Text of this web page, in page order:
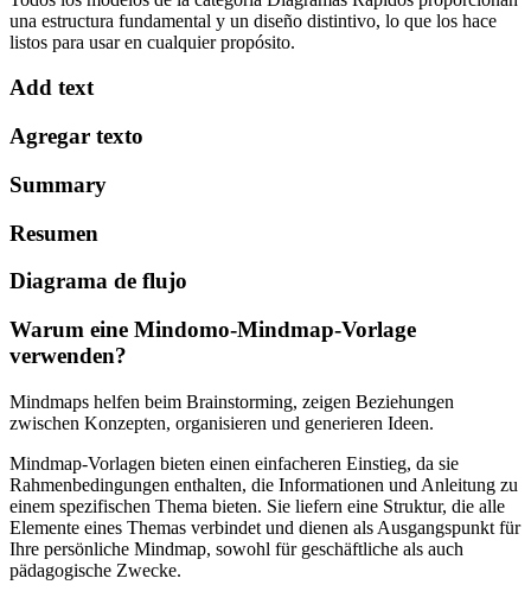
una estructura fundamental y un diseño distintivo, lo que los hace
listos para usar en cualquier propósito.
Add text
Agregar texto
Summary
Resumen
Diagrama de flujo
Warum eine Mindomo-Mindmap-Vorlage
verwenden?
Mindmaps helfen beim Brainstorming, zeigen Beziehungen
zwischen Konzepten, organisieren und generieren Ideen.
Mindmap-Vorlagen bieten einen einfacheren Einstieg, da sie
Rahmenbedingungen enthalten, die Informationen und Anleitung zu
einem spezifischen Thema bieten. Sie liefern eine Struktur, die alle
Elemente eines Themas verbindet und dienen als Ausgangspunkt für
Ihre persönliche Mindmap, sowohl für geschäftliche als auch
pädagogische Zwecke.